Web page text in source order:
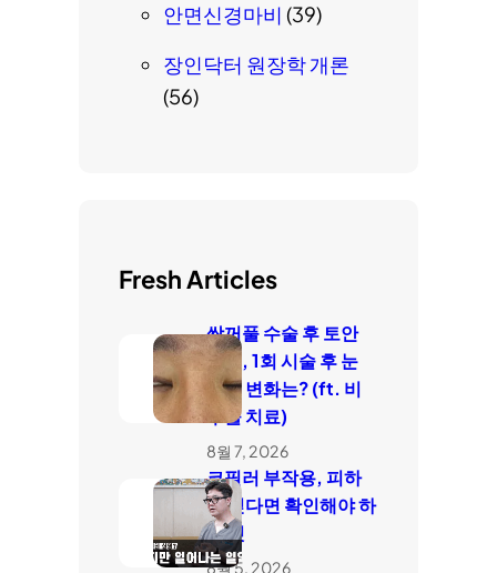
안면신경마비 (39)
장인닥터 원장학 개론
(56)
Fresh Articles
쌍꺼풀 수술 후 토안
치료, 1회 시술 후 눈
감김 변화는? (ft. 비
수술 치료)
8월 7, 2026
코필러 부작용, 피하
고 싶다면 확인해야 하
는 것
8월 5, 2026